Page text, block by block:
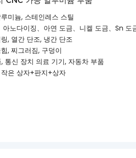
미늄, 스테인레스 스틸
노다이징、아연 도금、니켈 도금、Sn 도
, 열간 단조, 냉간 단조
, 찌그러짐, 구덩이
통신 장치 의료 기기, 자동차 부품
은 상자+판지+상자